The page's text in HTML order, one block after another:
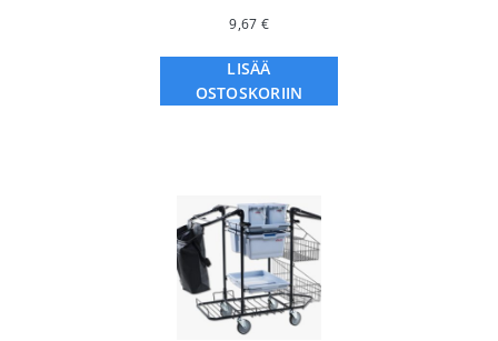
9,67 €
LISÄÄ
OSTOSKORIIN